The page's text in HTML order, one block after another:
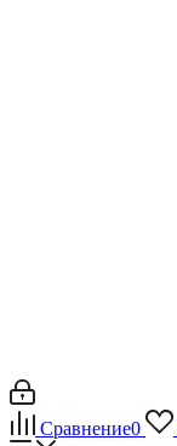
Сравнение0